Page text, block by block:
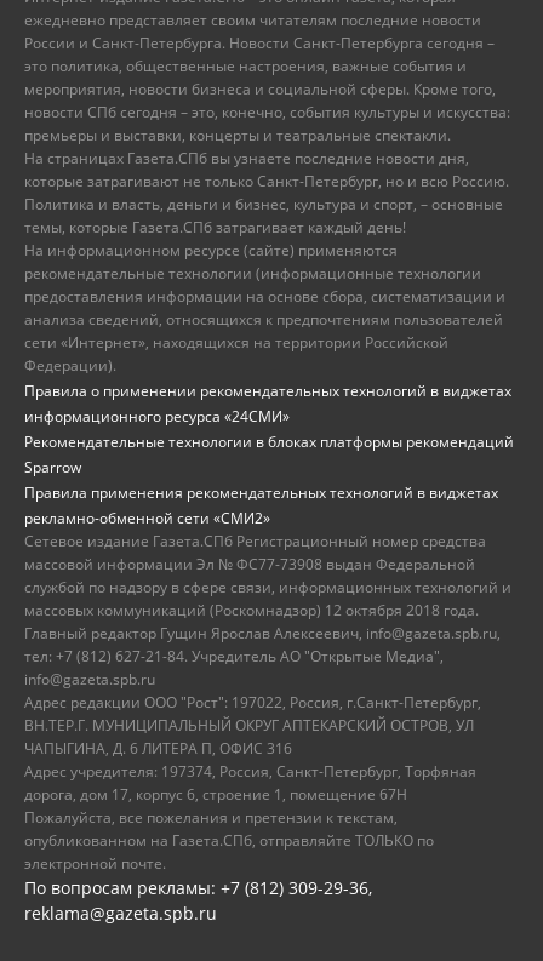
ежедневно представляет своим читателям последние новости
России и Санкт-Петербурга. Новости Санкт-Петербурга сегодня –
это политика, общественные настроения, важные события и
мероприятия, новости бизнеса и социальной сферы. Кроме того,
новости СПб сегодня – это, конечно, события культуры и искусства:
премьеры и выставки, концерты и театральные спектакли.
На страницах Газета.СПб вы узнаете последние новости дня,
которые затрагивают не только Санкт-Петербург, но и всю Россию.
Политика и власть, деньги и бизнес, культура и спорт, – основные
темы, которые Газета.СПб затрагивает каждый день!
На информационном ресурсе (сайте) применяются
рекомендательные технологии (информационные технологии
предоставления информации на основе сбора, систематизации и
анализа сведений, относящихся к предпочтениям пользователей
сети «Интернет», находящихся на территории Российской
Федерации).
Правила о применении рекомендательных технологий в виджетах
информационного ресурса «24СМИ»
Рекомендательные технологии в блоках платформы рекомендаций
Sparrow
Правила применения рекомендательных технологий в виджетах
рекламно-обменной сети «СМИ2»
Сетевое издание Газета.СПб Регистрационный номер средства
массовой информации Эл № ФС77-73908 выдан Федеральной
службой по надзору в сфере связи, информационных технологий и
массовых коммуникаций (Роскомнадзор) 12 октября 2018 года.
Главный редактор Гущин Ярослав Алексеевич, info@gazeta.spb.ru,
тел: +7 (812) 627-21-84. Учредитель АО "Открытые Медиа",
info@gazeta.spb.ru
Адрес редакции ООО "Рост": 197022, Россия, г.Санкт-Петербург,
ВН.ТЕР.Г. МУНИЦИПАЛЬНЫЙ ОКРУГ АПТЕКАРСКИЙ ОСТРОВ, УЛ
ЧАПЫГИНА, Д. 6 ЛИТЕРА П, ОФИС 316
Адрес учредителя: 197374, Россия, Санкт-Петербург, Торфяная
дорога, дом 17, корпус 6, строение 1, помещение 67Н
Пожалуйста, все пожелания и претензии к текстам,
опубликованном на Газета.СПб, отправляйте ТОЛЬКО по
электронной почте.
По вопросам рекламы: +7 (812) 309-29-36,
reklama@gazeta.spb.ru